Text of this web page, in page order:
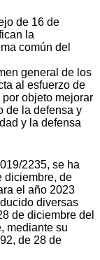
de 16 de
la
común del
general de los
al esfuerzo de
objeto mejorar
de la defensa y
y la defensa
2235, se ha
diciembre, de
el año 2023
diversas
de diciembre del
mediante su
de 28 de